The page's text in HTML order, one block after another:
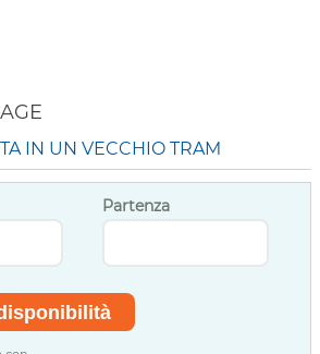
IN UN VECCHIO TRAM
Partenza